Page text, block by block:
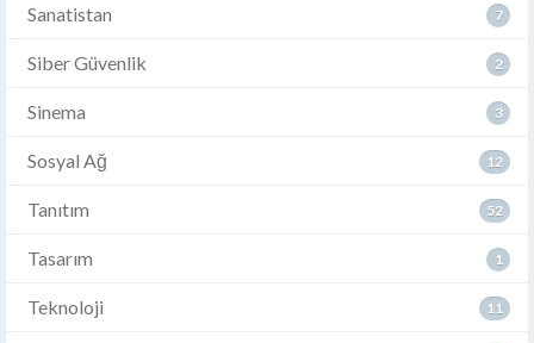
Sanatistan 7
Siber Güvenlik 2
Sinema 3
Sosyal Ağ 12
Tanıtım 52
Tasarım 1
Teknoloji 11